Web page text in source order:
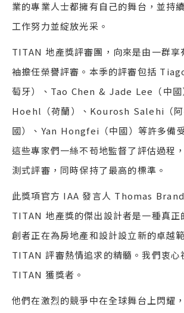
業的專業人士都擁有自己的舞台，並持
工作努力並綻放光采。
TITAN 地產獎評審團，向來是由一群享
袖擔任榮譽評審。本季的評審包括
萄牙）、Tao Chen & Jade Lee（中
Hoehl（荷蘭）、Kourosh Salehi（阿
國）、Yan Hongfei（中國）等許多備
這些專家們一絲不苟地監督了評估過程
測式評審，同時保持了最高的標準。
此獎項官方 IAA 發言人 Thomas
TITAN 地產獎的傑出設計者是一種真正
創者正在為房地產和設計設立新的卓越
TITAN 評審熱情追求的精髓。我們衷心
TITAN 獲獎者。
他們在激烈的競爭中在全球舞台上閃耀